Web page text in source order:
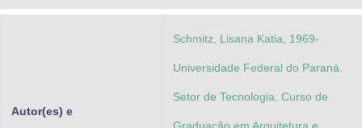
Autor(es) e
Schmitz, Lisana Katia, 1969-
Universidade Federal do Paraná.
Setor de Tecnologia. Curso de